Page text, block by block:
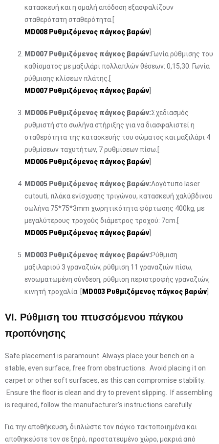
κατασκευή και η ομαλή απόδοση εξασφαλίζουν
σταθερότατη σταθερότητα.[
MD008 Ρυθμιζόμενος πάγκος βαρών
MD007 Ρυθμιζόμενος πάγκος βαρών:Γωνία ρύθμισης του
καθίσματος με μαξιλάρι πολλαπλών θέσεων: 0,15,30. Γωνία
ρύθμισης κλίσεων πλάτης.[
MD007 Ρυθμιζόμενος πάγκος βαρών
MD006 Ρυθμιζόμενος πάγκος βαρών:Σχεδιασμός
ρυθμιστή στο σωλήνα στήριξης για να διασφαλιστεί η
σταθερότητα της κατασκευής του σώματος και μαξιλάρι 4
ρυθμίσεων ταχυτήτων, 7 ρυθμίσεων πίσω.[
MD006 Ρυθμιζόμενος πάγκος βαρών
MD005 Ρυθμιζόμενος πάγκος βαρών:Λογότυπο laser
cutouti, πλάκα ενίσχυσης τριγώνου, κατασκευή χαλύβδινου
σωλήνα 75*75*3mm χωρητικότητα φόρτωσης 400kg, με
μεγαλύτερους τροχούς διάμετρος τροχού: 7cm.[
MD005 Ρυθμιζόμενος πάγκος βαρών
MD003 Ρυθμιζόμενος πάγκος βαρών:Ρύθμιση
μαξιλαριού 3 γραναζιών, ρύθμιση 11 γραναζιών πίσω,
ενσωματωμένη σύνδεση, ρύθμιση περιστροφής γραναζιών,
κινητή τροχαλία. [
MD003 Ρυθμιζόμενος πάγκος βαρών
VI. Ρύθμιση του πτυσσόμενου πάγκου
προπόνησης
Safe placement is paramount. Always place your bench on a
stable, even surface, free from obstructions. Avoid placing it on
carpet or other soft surfaces, as this can compromise stability.
Ensure the floor is clean and dry to prevent slipping. If assembling
is required, follow the manufacturer's instructions carefully.
Για την αποθήκευση, διπλώστε τον πάγκο τακτοποιημένα και
αποθηκεύστε τον σε ξηρό, προστατευμένο χώρο, μακριά από